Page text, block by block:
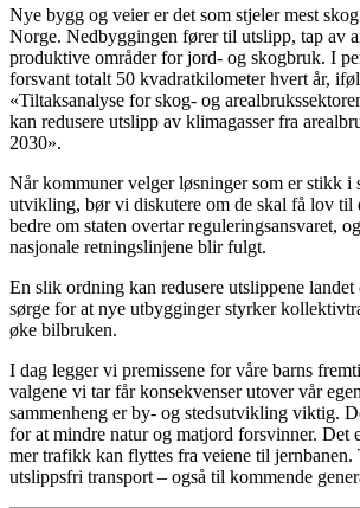
Nye bygg og veier er det som stjeler mest
Norge. Nedbyggingen fører til utslipp, tap av
produktive områder for jord- og skogbruk. I
forsvant totalt 50 kvadratkilometer hvert år,
«Tiltaksanalyse for skog- og
kan redusere utslipp av klimagasser fra
2030».
Når kommuner velger løsninger som er stikk
utvikling, bør vi diskutere om de skal få lov til
bedre om staten overtar reguleringsansvaret,
nasjonale retningslinjene blir fulgt.
En slik ordning kan redusere utslippene
sørge for at nye utbygginger styrker
øke bilbruken.
I dag legger vi premissene for våre barns
valgene vi tar får konsekvenser utover vår
sammenheng er by- og stedsutvikling viktig.
for at mindre natur og matjord forsvinner. Det
mer trafikk kan flyttes fra veiene til jernbanen.
utslippsfri transport – også til kommende